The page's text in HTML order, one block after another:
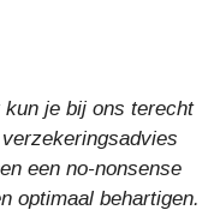
je bij ons terecht
een no-nonsense
optimaal behartigen.